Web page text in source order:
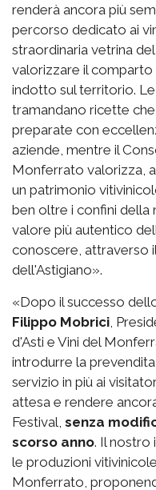
renderà ancora più
percorso dedicato ai
straordinaria vetrina
valorizzare il
indotto sul territorio.
tramandano ricette
preparate con
aziende, mentre il
Monferrato valorizza,
un patrimonio
ben oltre i confini della
valore più autentico
conoscere, attraverso
dell'Astigiano».
«Dopo il successo
Filippo Mobrici ,
d'Asti e Vini del
introdurre la
servizio in più ai
attesa e rendere
Festival, senza
scorso anno. Il nostro
le produzioni
Monferrato,